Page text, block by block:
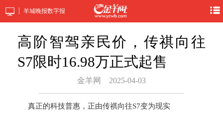
羊城晚报数字报
高阶智驾亲民价，传祺向往
S7限时16.98万正式起售
金羊网 2025-04-03
真正的科技普惠，正由传祺向往S7变为现实